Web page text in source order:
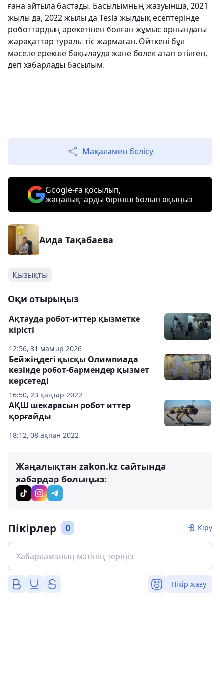
ғана айтыла бастады. Басылымның жазуынша, 2021
жылы да, 2022 жылы да Tesla жылдық есептерінде
роботтардың әрекетінен болған жұмыс орнындағы
жарақаттар туралы тіс жармаған. Өйткені бұл
мәселе ерекше бақылауда және бөлек атап өтілген,
деп хабарлады басылым.
Мақаламен бөлісу
Google-ға қосылып,
жаңалықтарды бірінші болып оқыңыз
Аида Тақабаева
Қызықты
Оқи отырыңыз
12:56, 31 мамыр 2026
Ақтауда робот-иттер қызметке
кірісті
16:50, 23 қаңтар 2022
Бейжіңдегі қысқы Олимпиада
кезінде робот-бармендер қызмет
көрсетеді
18:12, 08 ақпан 2022
АҚШ шекарасын робот иттер
қорғайды
Жаңалықтан zakon.kz сайтында
хабардар болыңыз:
Пікірлер 0 Кіру
Пікір жазу